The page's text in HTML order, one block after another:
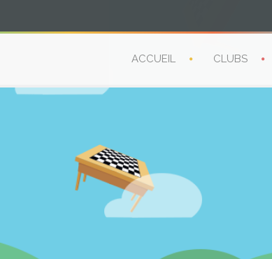
ACCUEIL CLUBS